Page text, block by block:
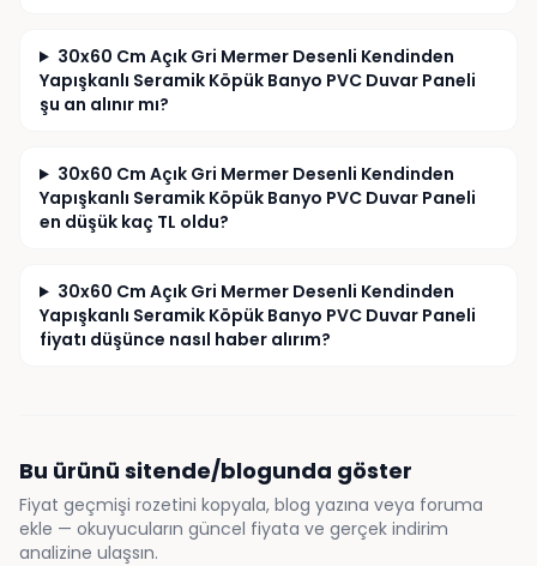
30x60 Cm Açık Gri Mermer Desenli Kendinden
Yapışkanlı Seramik Köpük Banyo PVC Duvar Paneli
şu an alınır mı?
30x60 Cm Açık Gri Mermer Desenli Kendinden
Yapışkanlı Seramik Köpük Banyo PVC Duvar Paneli
en düşük kaç TL oldu?
30x60 Cm Açık Gri Mermer Desenli Kendinden
Yapışkanlı Seramik Köpük Banyo PVC Duvar Paneli
fiyatı düşünce nasıl haber alırım?
Bu ürünü sitende/blogunda göster
Fiyat geçmişi rozetini kopyala, blog yazına veya foruma
ekle — okuyucuların güncel fiyata ve gerçek indirim
analizine ulaşsın.